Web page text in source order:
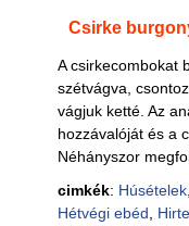
Csirke
A csirkecombokat
szétvágva,
vágjuk ketté. Az
hozzávalóját és a
Néhányszor
cimkék: Húsételek,
Hétvégi ebéd